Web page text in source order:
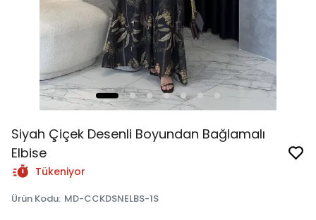
Siyah Çiçek Desenli Boyundan Bağlamalı
Elbise
Tükeniyor
Ürün Kodu: MD-CCKDSNELBS-1S